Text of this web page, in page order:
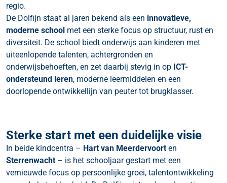
regio.
De Dolfijn staat al jaren bekend als een innovatieve,
moderne school met een sterke focus op structuur, rust en
diversiteit. De school biedt onderwijs aan kinderen met
uiteenlopende talenten, achtergronden en
onderwijsbehoeften, en zet daarbij stevig in op ICT-
ondersteund leren, moderne leermiddelen en een
doorlopende ontwikkellijn van peuter tot brugklasser.
Sterke start met een duidelijke visie
In beide kindcentra – Hart van Meerdervoort en
Sterrenwacht – is het schooljaar gestart met een
vernieuwde focus op persoonlijke groei, talentontwikkeling